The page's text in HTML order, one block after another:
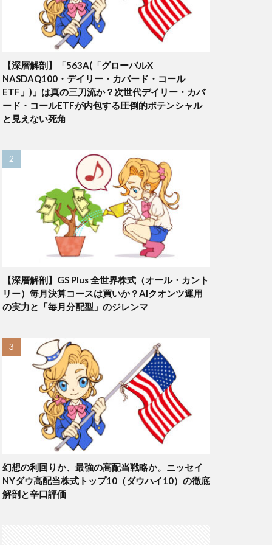
【深層解剖】「563A(「グローバルX
NASDAQ100・デイリー・カバード・コール
ETF」)」は真の三刀流か？次世代デイリー・カバ
ード・コールETFが内包する圧倒的ポテンシャル
と見えない死角
【深層解剖】GS Plus 全世界株式（オール・カント
リー）毎月決算コースは買いか？AIクオンツ運用
の実力と「毎月分配型」のジレンマ
幻想の利回りか、最強の高配当戦略か。ニッセイ
NYダウ高配当株式トップ10（ダウハイ10）の徹底
解剖と辛口評価